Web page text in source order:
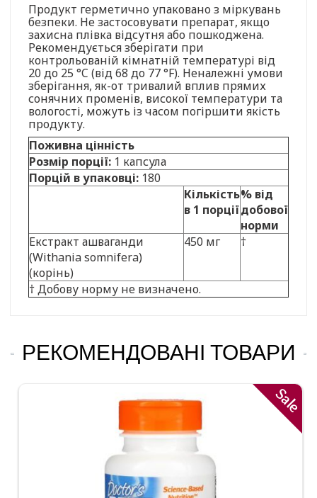
Продукт герметично упаковано з міркувань
безпеки. Не застосовувати препарат, якщо
захисна плівка відсутня або пошкоджена.
Рекомендується зберігати при
контрольованій кімнатній температурі від
20 до 25 °C (від 68 до 77 °F). Неналежні умови
зберігання, як-от тривалий вплив прямих
сонячних променів, високої температури та
вологості, можуть із часом погіршити якість
продукту.
Поживна цінність
Розмір порції: 1 капсула
Порцій в упаковці: 180
Кількість
в 1 порції
% від
добової
норми
Екстракт ашваганди
(Withania somnifera)
(корінь)
450 мг †
† Добову норму не визначено.
РЕКОМЕНДОВАНІ ТОВАРИ
Sale